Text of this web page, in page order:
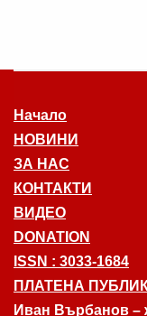
Начало
НОВИНИ
ЗА НАС
КОНТАКТИ
ВИДЕО
DONATION
ISSN : 3033-1684
ПЛАТЕНА
Иван Върбанов –